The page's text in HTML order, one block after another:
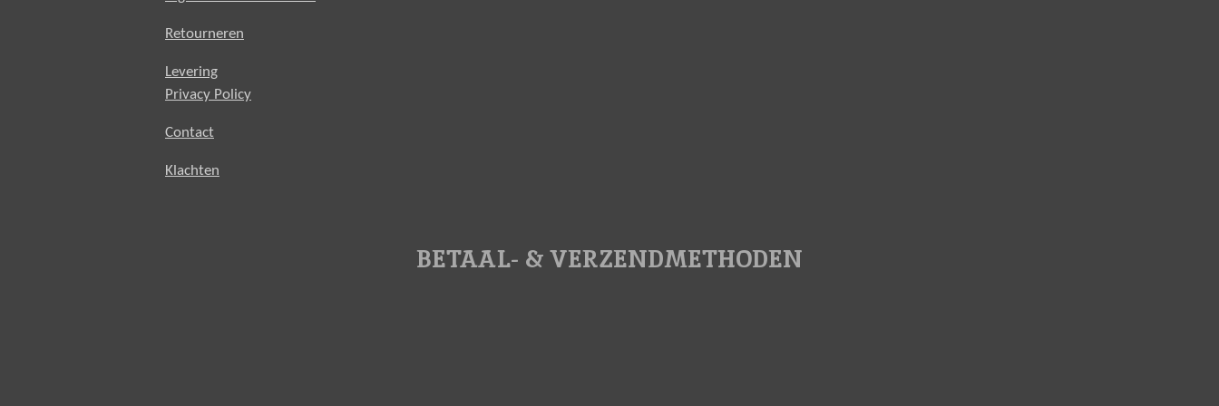
Retourneren
Levering
Privacy Policy
Contact
Klachten
BETAAL- & VERZENDMETHODEN